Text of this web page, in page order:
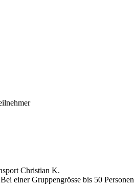
Christian K.
einer Gruppengrösse bis 50